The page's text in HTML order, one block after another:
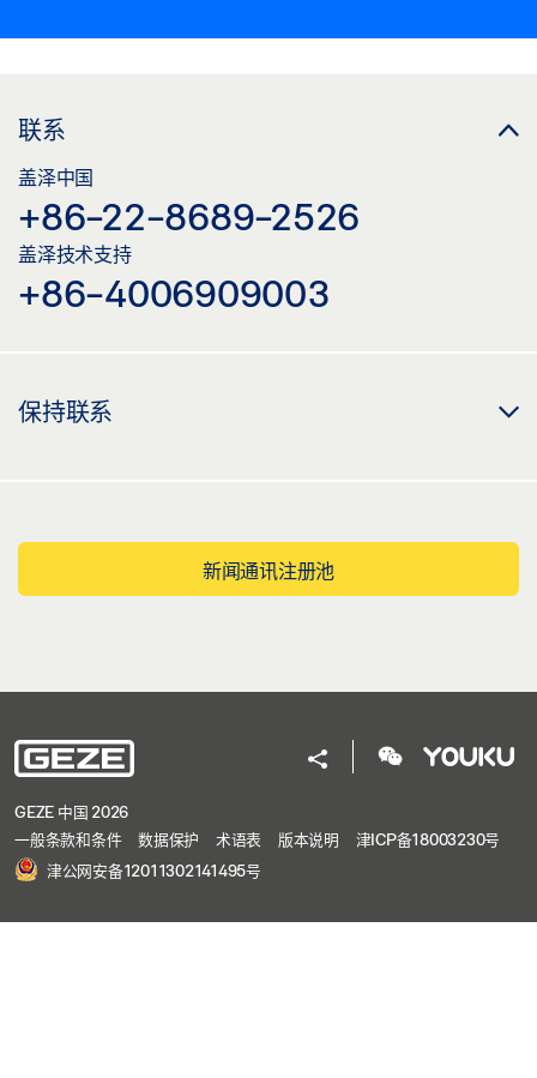
联系
盖泽中国
+86-22-8689-2526
盖泽技术支持
+86-4006909003
保持联系
新闻通讯注册池
GEZE 中国 2026
一般条款和条件
数据保护 术语表 版本说明
津ICP备18003230号
津公网安备12011302141495号